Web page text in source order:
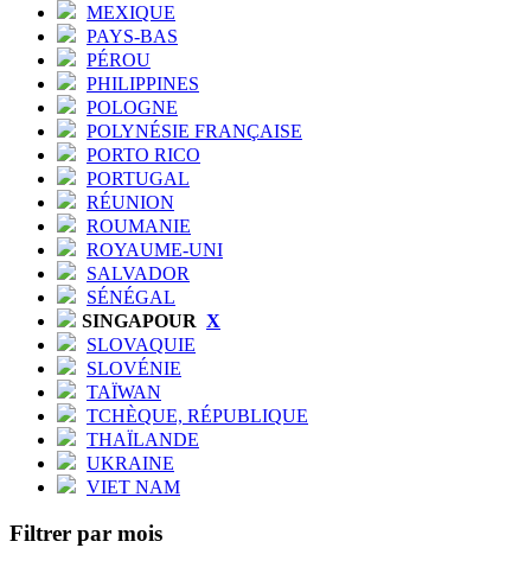
MEXIQUE
PAYS-BAS
PÉROU
PHILIPPINES
POLOGNE
POLYNÉSIE FRANÇAISE
PORTO RICO
PORTUGAL
RÉUNION
ROUMANIE
ROYAUME-UNI
SALVADOR
SÉNÉGAL
SINGAPOUR X
SLOVAQUIE
SLOVÉNIE
TAÏWAN
TCHÈQUE, RÉPUBLIQUE
THAÏLANDE
UKRAINE
VIET NAM
Filtrer par mois